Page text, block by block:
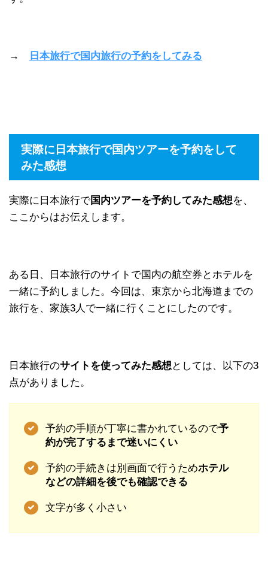
→ 日本旅行で国内旅行の予約をしてみる
実際に日本旅行で国内ツアーを予約をして
みた感想
実際に日本旅行で国内ツアーを予約してみた感想を、
ここからはお伝えします。
ある日、日本旅行のサイトで国内の航空券とホテルを
一緒に予約しました。今回は、東京から北海道までの
旅行を、家族3人で一緒に行くことにしたのです。
日本旅行のサイトを使ってみた感想としては、以下の3
点がありました。
予約の手順が丁寧に書かれているので予
約が完了するまで迷いにくい
予約の手続きは別画面で行うためホテル
などの詳細を後でも確認できる
文字が多く小さい